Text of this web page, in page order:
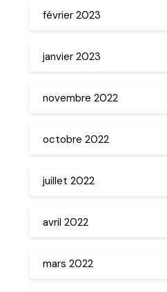
février 2023
janvier 2023
novembre 2022
octobre 2022
juillet 2022
avril 2022
mars 2022